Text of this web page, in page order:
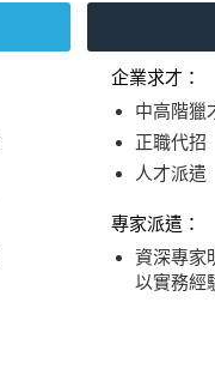
企業求才：
中高階獵
正職代招
人才派遣
專家派遣：
資深專家
以實務經